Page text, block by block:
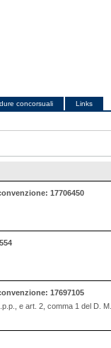
concorsuali Links
17706450
17697105
e art. 2, comma 1 del D.